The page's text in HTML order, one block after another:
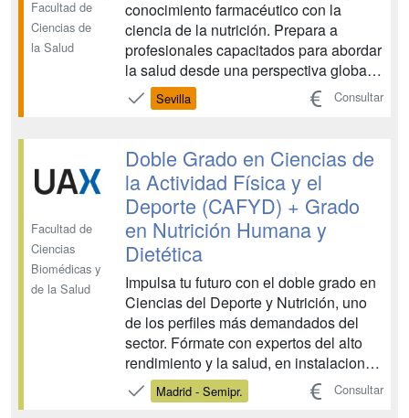
Facultad de
Ciencias de
la Salud
conocimiento farmacéutico con la
ciencia de la nutrición. Prepara a
profesionales capacitados para abordar
la salud desde una perspectiva global,
integrando el medicamento y la
alimentación como pilares
Sevilla Consultar
Facultad de
Ciencias
Biomédicas y
de la Salud
Doble Grado en Ciencias de
la Actividad Física y el
Deporte (CAFYD) + Grado
en Nutrición Humana y
Dietética
Impulsa tu futuro con el doble grado en
Ciencias del Deporte y Nutrición, uno
de los perfiles más demandados del
sector. Fórmate con expertos del alto
rendimiento y la salud, en instalaciones
de primer nivel, y obtén 5
certificaciones exclusivas. Haz
Madrid - Semipr. Consultar